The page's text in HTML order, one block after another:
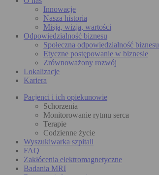
Innowacje
Nasza historia
Misja, wizja, wartości
Odpowiedzialność biznesu
Społeczna odpowiedzialność biznesu
Etyczne postępowanie w biznesie
Zrównoważony rozwój
Lokalizacje
Kariera
Pacjenci i ich opiekunowie
Schorzenia
Monitorowanie rytmu serca
Terapie
Codzienne życie
Wyszukiwarka szpitali
FAQ
Zakłócenia elektromagnetyczne
Badania MRI